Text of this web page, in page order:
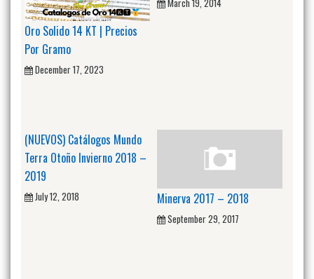
Oro Solido 14 KT | Precios
Por Gramo
December 17, 2023
(NUEVOS) Catálogos Mundo
Terra Otoño Invierno 2018 –
2019
July 12, 2018 Minerva 2017 – 2018
September 29, 2017